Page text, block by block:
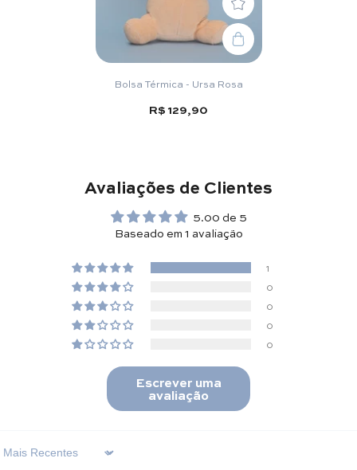
Bolsa Térmica - Ursa Rosa
R$ 129,90
Avaliações de Clientes
5.00 de 5
Baseado em 1 avaliação
1
0
0
0
0
Escrever uma
avaliação
Sort By